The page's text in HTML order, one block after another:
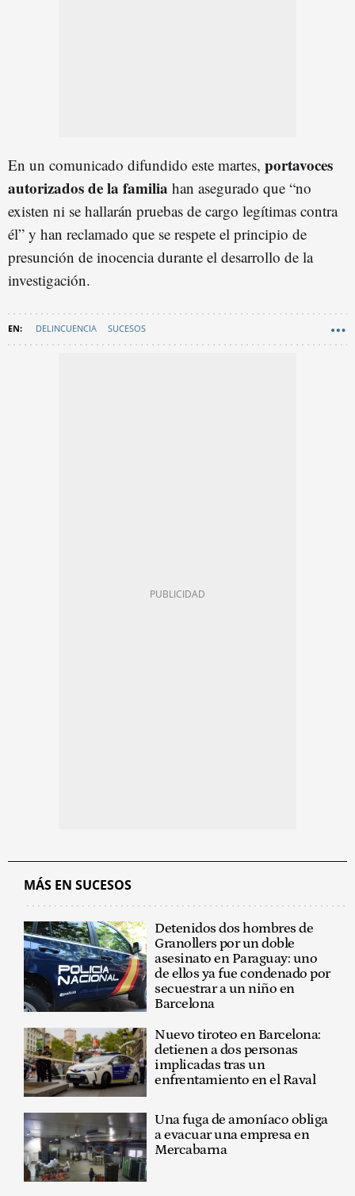
En un comunicado difundido este martes, portavoces
autorizados de la familia han asegurado que “no
existen ni se hallarán pruebas de cargo legítimas contra
él” y han reclamado que se respete el principio de
presunción de inocencia durante el desarrollo de la
investigación.
DELINCUENCIA SUCESOS
MÁS EN SUCESOS
Detenidos dos hombres de
Granollers por un doble
asesinato en Paraguay: uno
de ellos ya fue condenado por
secuestrar a un niño en
Barcelona
Nuevo tiroteo en Barcelona:
detienen a dos personas
implicadas tras un
enfrentamiento en el Raval
Una fuga de amoníaco obliga
a evacuar una empresa en
Mercabarna